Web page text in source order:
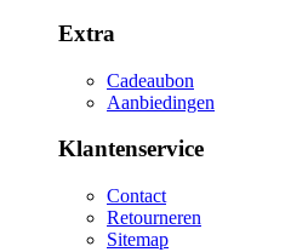
Extra
Cadeaubon
Aanbiedingen
Klantenservice
Contact
Retourneren
Sitemap